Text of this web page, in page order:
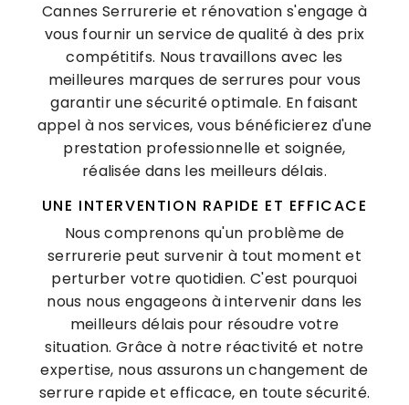
Cannes Serrurerie et rénovation s'engage à
vous fournir un service de qualité à des prix
compétitifs. Nous travaillons avec les
meilleures marques de serrures pour vous
garantir une sécurité optimale. En faisant
appel à nos services, vous bénéficierez d'une
prestation professionnelle et soignée,
réalisée dans les meilleurs délais.
UNE INTERVENTION RAPIDE ET EFFICACE
Nous comprenons qu'un problème de
serrurerie peut survenir à tout moment et
perturber votre quotidien. C'est pourquoi
nous nous engageons à intervenir dans les
meilleurs délais pour résoudre votre
situation. Grâce à notre réactivité et notre
expertise, nous assurons un changement de
serrure rapide et efficace, en toute sécurité.